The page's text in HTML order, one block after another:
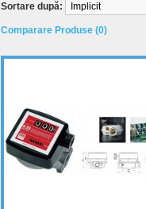
Sortare după:
Comparare Produse (0)